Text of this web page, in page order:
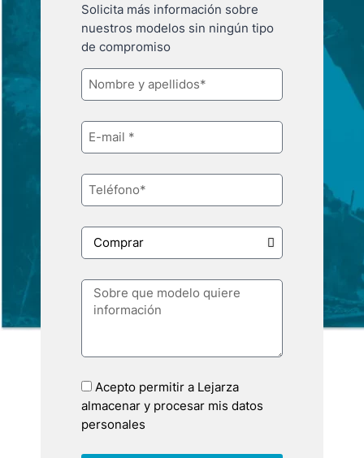
Solicita más información sobre
nuestros modelos sin ningún tipo
de compromiso
Acepto permitir a Lejarza
almacenar y procesar mis datos
personales